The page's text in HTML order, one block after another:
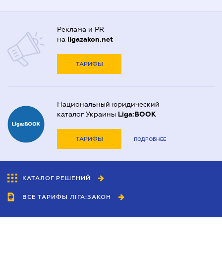
Реклама и PR
на ligazakon.net
ТАРИФЫ
Национальный юридический
каталог Украины Liga:BOOK
ТАРИФЫ ПОДРОБНЕЕ
КАТАЛОГ РЕШЕНИЙ
ВСЕ ТАРИФЫ ЛІГА:ЗАКОН